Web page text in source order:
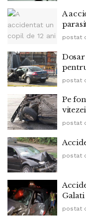
A
postat
postat
Pe
postat
postat
Galati
postat